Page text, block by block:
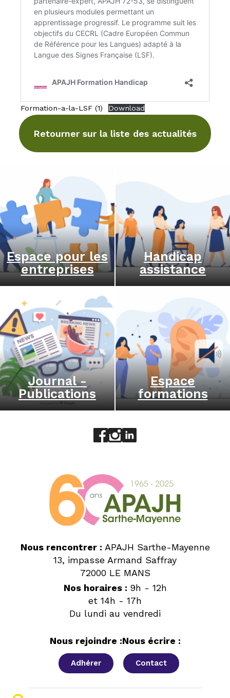
Formation-a-la-LSF (1) Download
Retourner sur la liste des actualités
Espace pour les
entreprises
Handicap
assistance
Journal -
Publications
Espace
formations
Aller sur le réseau social
Aller sur le réseau social
Aller sur le réseau
Nous rencontrer : APAJH Sarthe-Mayenne
13, impasse Armand Saffray
72000 LE MANS
Nos horaires : 9h - 12h
et 14h - 17h
Du lundi au vendredi
Nous rejoindre :
Adhérer
Nous écrire :
Contact